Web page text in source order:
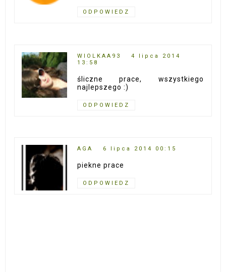
ODPOWIEDZ
WIOLKAA93
4 lipca 2014
13:58
śliczne prace, wszystkiego
najlepszego :)
ODPOWIEDZ
AGA 6 lipca 2014 00:15
piekne prace
ODPOWIEDZ